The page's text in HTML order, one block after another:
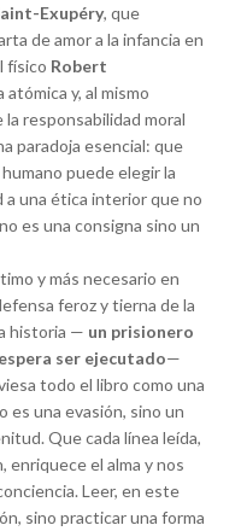
Exupéry, que
de amor a la infancia en
físico Robert
atómica y, al mismo
responsabilidad moral
paradoja esencial: que
puede elegir la
a una ética interior que no
es una consigna sino un
y más necesario en
feroz y tierna de la
historia — un prisionero
ser ejecutado—
todo el libro como una
una evasión, sino un
Que cada línea leída,
enriquece el alma y nos
Leer, en este
sino practicar una forma